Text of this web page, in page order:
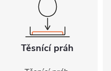
Těsnící práh